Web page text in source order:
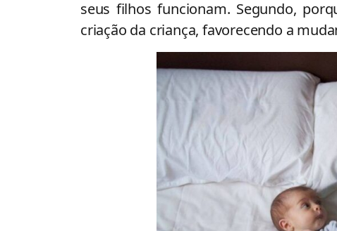
seus filhos funcionam. Segundo,
criação da criança, favorecendo a